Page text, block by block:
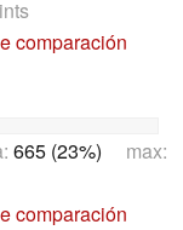
comparación
665 (23%) max:
comparación